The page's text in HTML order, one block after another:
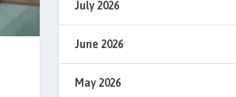
July 2026
June 2026
May 2026